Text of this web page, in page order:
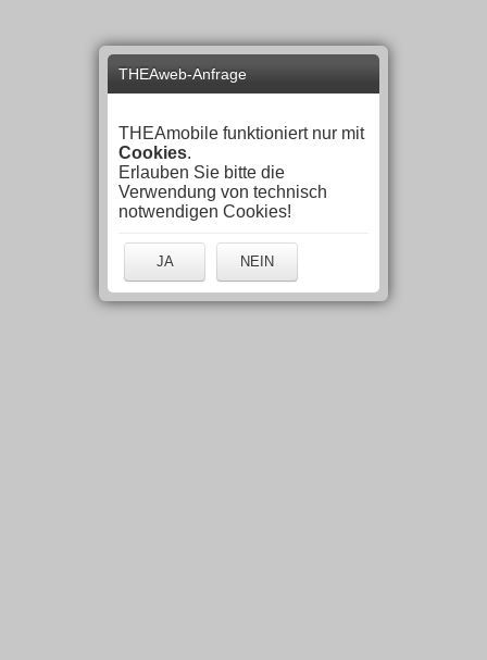
THEAweb-Anfrage
THEAmobile funktioniert nur mit
Cookies.
Erlauben Sie bitte die
Verwendung von technisch
notwendigen Cookies!
JA NEIN